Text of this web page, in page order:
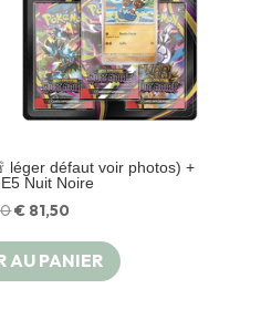
léger défaut voir photos) +
Nuit Noire
Le
initial
était :
€ 81,50
actuel
est :
AU PANIER